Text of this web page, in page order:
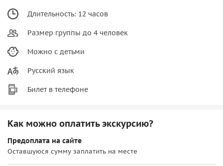
Длительность: 12 часов
Размер группы до 4 человек
Можно с детьми
Русский язык
Билет в телефоне
Как можно оплатить экскурсию?
Предоплата на сайте
Оставшуюся сумму заплатить на месте